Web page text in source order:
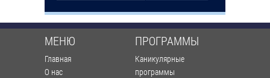
МЕНЮ
Главная
О нас
ПРОГРАММЫ
Каникулярные
программы